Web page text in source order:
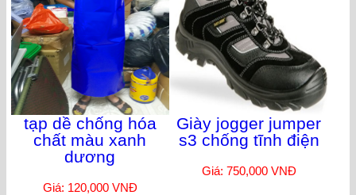
tạp dề chống hóa
chất màu xanh
dương
Giá: 120,000 VNĐ
Giày jogger jumper
s3 chống tĩnh điện
Giá: 750,000 VNĐ